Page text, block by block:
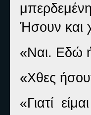
Ήσουν και
«Ναι. Εδώ
«Χθες
«Γιατί